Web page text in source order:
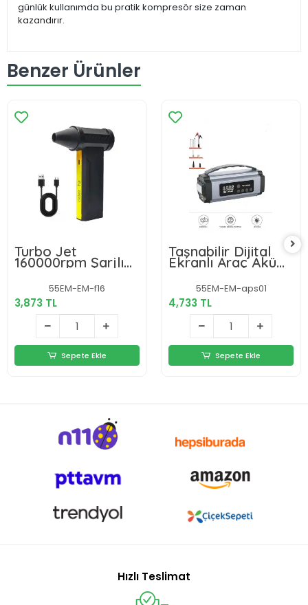
günlük kullanımda bu pratik kompresör size zaman
kazandırır.
Benzer Ürünler
Turbo Jet
160000rpm Şarjlı
Turbo Jet Şiddetli
Fan Yüksek Hızlı
Güçlü Hava
Üfleyici Araç
Süpürgesi
55EM-EM-f16
3,873 TL
Sepete Ekle
Taşnabilir Dijital
Ekranlı Araç Akü
Takviyeli Işıklı Oto
Marş Hava
Kompresörü
55EM-EM-aps01
4,733 TL
Sepete Ekle
Hızlı Teslimat